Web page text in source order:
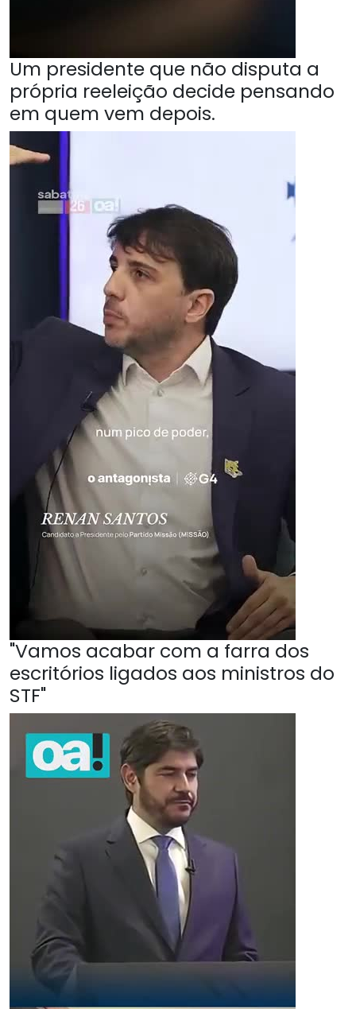
Um presidente que não disputa a
própria reeleição decide pensando
em quem vem depois.
"Vamos acabar com a farra dos
escritórios ligados aos ministros do
STF"